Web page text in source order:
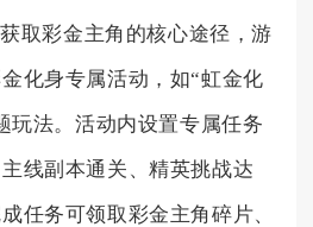
取彩金主角的核心途径，游
化身专属活动，如“虹金化
玩法。活动内设置专属任务
线副本通关、精英挑战达
任务可领取彩金主角碎片、